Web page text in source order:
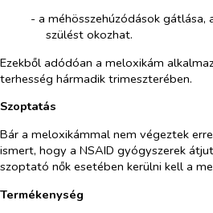
-​ a méhösszehúzódások gátlása,
szülést okozhat.
Ezekből adódóan a meloxikám
terhesség hármadik trimeszterében.
Szoptatás
Bár a meloxikámmal nem végeztek
ismert, hogy a NSAID gyógyszerek
szoptató nők esetében kerülni kell a
Termékenység